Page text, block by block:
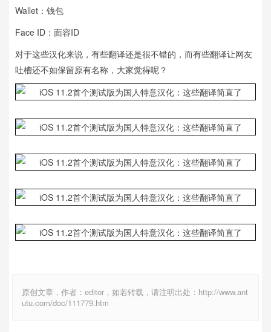
Wallet：钱包
Face ID：面容ID
对于这些汉化来说，有些翻译还是很不错的，而有些翻译让网友
吐槽还不如保留原有名称，大家觉得呢？
原创文章，作者：editor，如若转载，请注明出处：http://www.ant
utu.com/doc/111779.htm